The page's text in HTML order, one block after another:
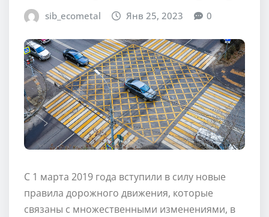
sib_ecometal Янв 25, 2023 0
С 1 марта 2019 года вступили в силу новые
правила дорожного движения, которые
связаны с множественными изменениями, в